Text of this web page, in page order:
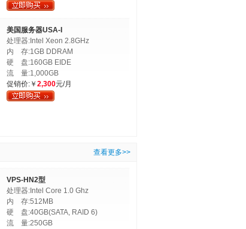
美国服务器USA-I
处理器:Intel Xeon 2.8GHz
内 存:1GB DDRAM
硬 盘:160GB EIDE
流 量:1,000GB
促销价:￥ 2,300元/月
查看更多>>
VPS-HN2型
处理器:Intel Core 1.0 Ghz
内 存:512MB
硬 盘:40GB(SATA, RAID 6)
流 量:250GB